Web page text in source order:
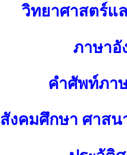
วิทยาศาสตร์แ
ภาษาอั
คำศัพท์ภา
สังคมศึกษา ศาส